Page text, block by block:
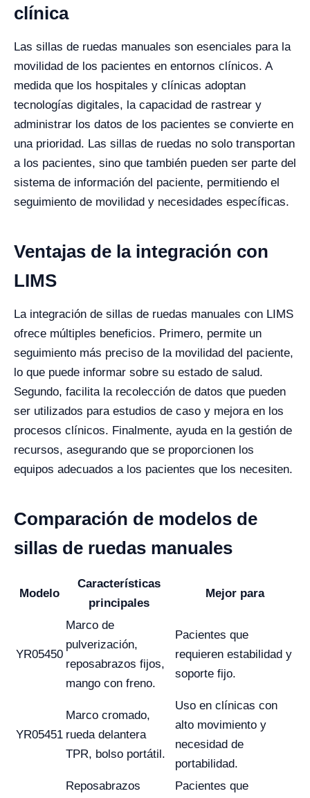
clínica
Las sillas de ruedas manuales son esenciales para la
movilidad de los pacientes en entornos clínicos. A
medida que los hospitales y clínicas adoptan
tecnologías digitales, la capacidad de rastrear y
administrar los datos de los pacientes se convierte en
una prioridad. Las sillas de ruedas no solo transportan
a los pacientes, sino que también pueden ser parte del
sistema de información del paciente, permitiendo el
seguimiento de movilidad y necesidades específicas.
Ventajas de la integración con
LIMS
La integración de sillas de ruedas manuales con LIMS
ofrece múltiples beneficios. Primero, permite un
seguimiento más preciso de la movilidad del paciente,
lo que puede informar sobre su estado de salud.
Segundo, facilita la recolección de datos que pueden
ser utilizados para estudios de caso y mejora en los
procesos clínicos. Finalmente, ayuda en la gestión de
recursos, asegurando que se proporcionen los
equipos adecuados a los pacientes que los necesiten.
Comparación de modelos de
sillas de ruedas manuales
Modelo
Características
principales
Mejor para
YR05450
Marco de
pulverización,
reposabrazos fijos,
mango con freno.
Pacientes que
requieren estabilidad y
soporte fijo.
YR05451
Marco cromado,
rueda delantera
TPR, bolso portátil.
Uso en clínicas con
alto movimiento y
necesidad de
portabilidad.
Reposabrazos
Pacientes que